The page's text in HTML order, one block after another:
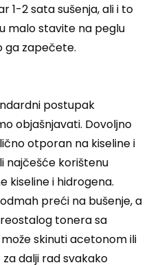
1-2 sata sušenja, ali i to
malo stavite na peglu
ga zapečete.
postupak
objašnjavati. Dovoljno
otporan na kiseline i
najčešće korištenu
kiseline i hidrogena.
preći na bušenje, a
tonera sa
skinuti acetonom ili
dalji rad svakako